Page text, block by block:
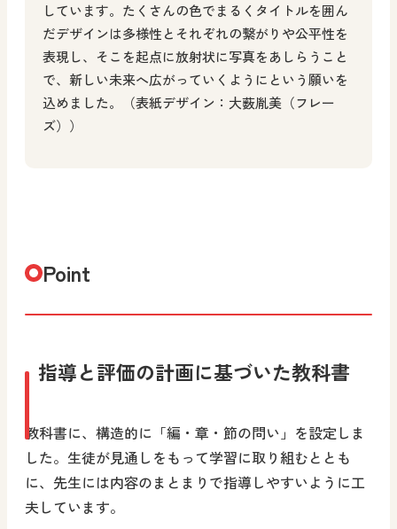
しています。たくさんの色でまるくタイトルを囲ん
だデザインは多様性とそれぞれの繋がりや公平性を
表現し、そこを起点に放射状に写真をあしらうこと
で、新しい未来へ広がっていくようにという願いを
込めました。（表紙デザイン：大薮胤美（フレー
ズ））
Point
指導と評価の計画に基づいた教科書
教科書に、構造的に「編・章・節の問い」を設定しま
した。生徒が見通しをもって学習に取り組むととも
に、先生には内容のまとまりで指導しやすいように工
夫しています。